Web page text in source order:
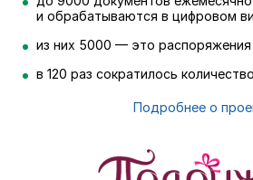
и обрабатываются в цифровом
из них 5000 — это распоряжения
в 120 раз сократилось
Подробнее о